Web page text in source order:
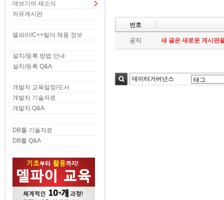
데브기어 새소식
자유게시판
델파이/C++빌더 채용 정보
설치/등록 방법 안내
설치/등록 Q&A
개발자 교육일정/도서
개발자 기술자료
개발자 Q&A
DB툴 기술자료
DB툴 Q&A
번호
공지 새 글은 새로운 게시판